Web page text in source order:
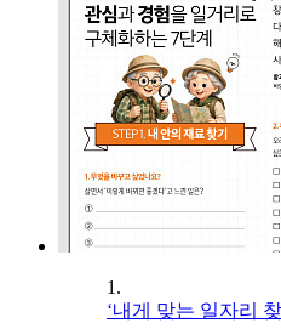
1.
‘내게 맞는 일자리